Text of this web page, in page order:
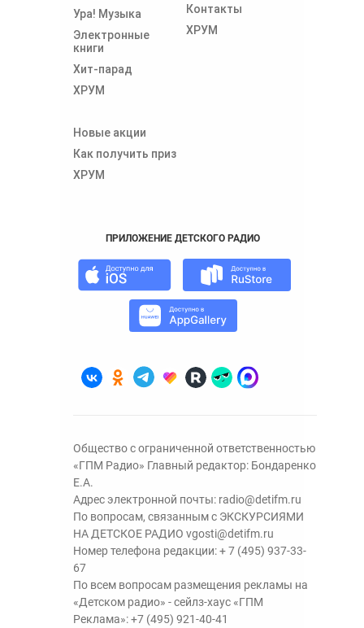
Ура! Музыка
Электронные
книги
Хит-парад
ХРУМ
Контакты
ХРУМ
Новые акции
Как получить приз
ХРУМ
ПРИЛОЖЕНИЕ ДЕТСКОГО РАДИО
Общество с ограниченной ответственностью
«ГПМ Радио» Главный редактор: Бондаренко
Е.А.
Адрес электронной почты: radio@detifm.ru
По вопросам, связанным с ЭКСКУРСИЯМИ
НА ДЕТСКОЕ РАДИО vgosti@detifm.ru
Номер телефона редакции:+ 7 (495) 937-33-
67
По всем вопросам размещения рекламы на
«Детском радио» - сейлз-хаус «ГПМ
Реклама»:+7 (495) 921-40-41